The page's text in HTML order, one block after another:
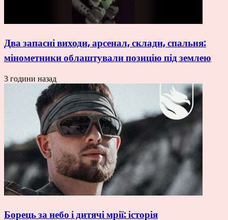
Два запасні виходи, арсенал, склади, спальня:
мінометники облаштували позицію під землею
3 години назад
Борець за небо і дитячі мрії: історія